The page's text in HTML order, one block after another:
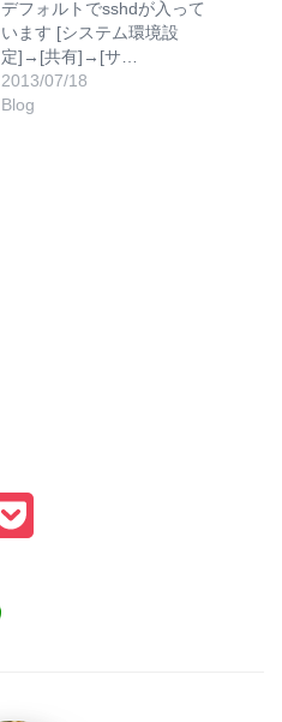
デフォルトでsshdが入って
います [システム環境設
定]→[共有]→[サ…
2013/07/18
Blog